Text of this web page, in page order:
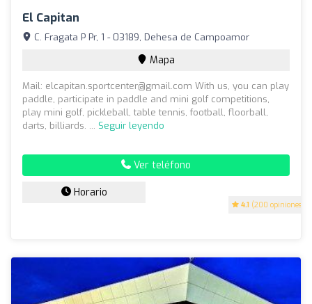
El Capitan
4.1 (200 opiniones)
C. Fragata P Pr, 1 - 03189, Dehesa de Campoamor
Mapa
Mail: elcapitan.sportcenter@gmail.com With us, you can play
paddle, participate in paddle and mini golf competitions,
play mini golf, pickleball, table tennis, football, floorball,
darts, billiards. ... Seguir leyendo
Ver teléfono
Horario